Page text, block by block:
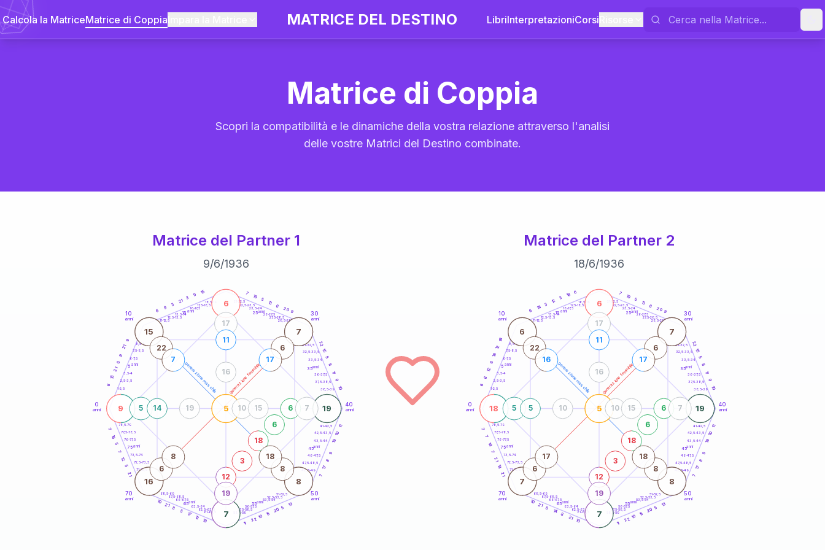
Calcola la MatriceMatrice di Coppia MATRICE DEL DESTINO LibriInterpretazioniCorsi
Matrice di Coppia
Scopri la compatibilità e le dinamiche della vostra relazione attraverso l'analisi
delle vostre Matrici del Destino combinate.
Matrice del Partner 1
9/6/1936
generazione maschile generazione femminile
0
anni
10
anni
30
anni
40
anni
50
anni
70
anni
1-2,5
2,5-3,5
3,5-4
6-7,5
7,5-8,5
8,5-9
11-12,5
12,5-13,5
13,5-14
16-17,5
17,5-18,5
18,5-19
21-22,5
22,5-23,5
23,5-24
26-27,5
27,5-28,5
28,5-29
31-32,5
32,5-33,5
33,5-34
36-37,5
37,5-38,5
38,5-39
41-42,5
42,5-43,5
43,5-44
46-47,5
47,5-48,5
48,5-49
51-52,5
52,5-53,5
53,5-54
56-57,5
57,5-58,5
58,5-59
61-62,5
62,5-63,5
63,5-64
66-67,5
67,5-68,5
68,5-69
71-72,5
72,5-73,5
73,5-74
76-77,5
77,5-78,5
78,5-79
6
15
21
6
9
21
9
6
9
3
21 3
9
15 7
19
5
13 6
20 9
22
15
5
8
17
9
10
11
10
19
9
8
17
7
13
5
20
15
10
22
11
19
12
17
5
8
21
10
21
5
12
7
5
16
7
9
6
19
7
5
15 7
16 8
12
3
18
6
6
5
17
7
19
14
11
10 15
19
16
22
7
6
17
6
8
8
18
5 anni
15 anni 25anni
35anni
45anni
55anni
65anni
75anni
Matrice del Partner 2
18/6/1936
generazione maschile generazione femminile
0
anni
10
anni
30
anni
40
anni
50
anni
70
anni
1-2,5
2,5-3,5
3,5-4
6-7,5
7,5-8,5
8,5-9
11-12,5
12,5-13,5
13,5-14
16-17,5
17,5-18,5
18,5-19
21-22,5
22,5-23,5
23,5-24
26-27,5
27,5-28,5
28,5-29
31-32,5
32,5-33,5
33,5-34
36-37,5
37,5-38,5
38,5-39
41-42,5
42,5-43,5
43,5-44
46-47,5
47,5-48,5
48,5-49
51-52,5
52,5-53,5
53,5-54
56-57,5
57,5-58,5
58,5-59
61-62,5
62,5-63,5
63,5-64
66-67,5
67,5-68,5
68,5-69
71-72,5
72,5-73,5
73,5-74
76-77,5
77,5-78,5
78,5-79
6
6
12
6
18
12
18
6
18 3
12 3 18 6 7
19
5
13 6
20 9
22
15
5
8
17
9
10
11
10
19
9
8
17
7
13
5
20
15
10
22
11
10
21
8
14
8
21
10
21
14
21
7
14
7
7
18
6
19
7
5
6 7
7 8
12
3
18
6
6
5
17
7
19
5
11
10 15
10
16
22
16
6
17
6
17
8
18
5 anni
15 anni 25anni
35anni
45anni
55anni
65anni
75anni